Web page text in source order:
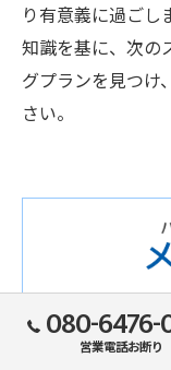
り有意義に過ごし
知識を基に、次の
グプランを見つけ
さい。
普段の掃除では
寧に取り除き、
悩みにも寄り添
080-6476-
営業電話お断り